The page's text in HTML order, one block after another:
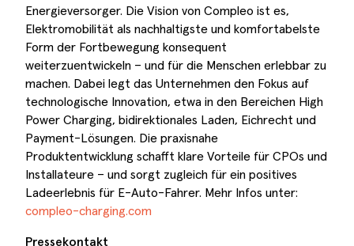
Energieversorger. Die Vision von Compleo ist es,
Elektromobilität als nachhaltigste und komfortabelste
Form der Fortbewegung konsequent
weiterzuentwickeln – und für die Menschen erlebbar zu
machen. Dabei legt das Unternehmen den Fokus auf
technologische Innovation, etwa in den Bereichen High
Power Charging, bidirektionales Laden, Eichrecht und
Payment-Lösungen. Die praxisnahe
Produktentwicklung schafft klare Vorteile für CPOs und
Installateure – und sorgt zugleich für ein positives
Ladeerlebnis für E-Auto-Fahrer. Mehr Infos unter:
compleo-charging.com
Pressekontakt